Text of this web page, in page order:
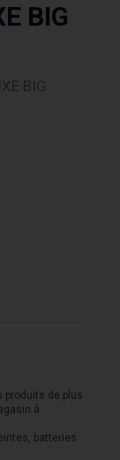
BIG
BIG
produits de plus
à
batteries